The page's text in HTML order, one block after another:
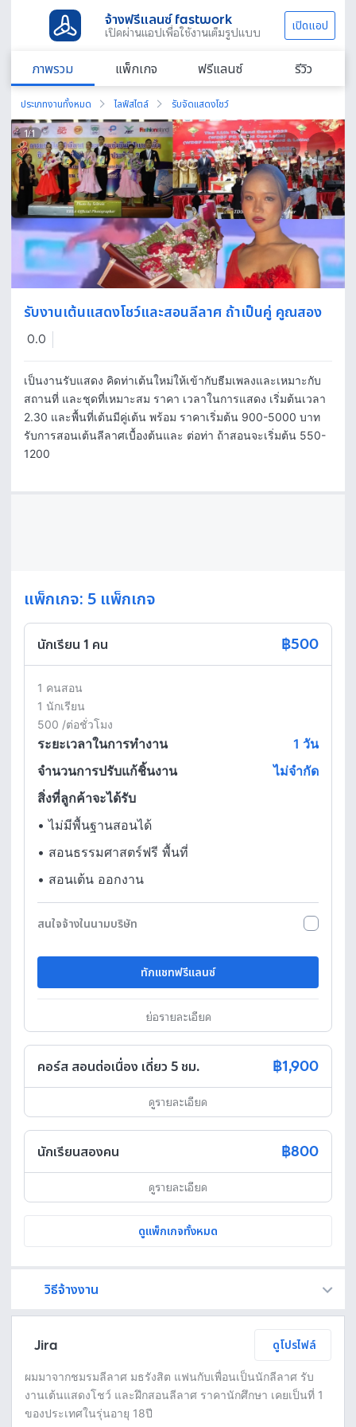
จ้างฟรีแลนซ์ fastwork
เปิดผ่านแอปเพื่อใช้งานเต็มรูปแบบ เปิดแอป
ภาพรวม แพ็กเกจ ฟรีแลนซ์ รีวิว
ประเภทงานทั้งหมด ไลฟ์สไตล์ รับจัดแสดงโชว์
1/1
รับงานเต้นแสดงโชว์และสอนลีลาศ ถ้าเป็นคู่ คูณสอง
0.0
เป็นงานรับแสดง คิดท่าเต้นใหม่ให้เข้ากับธีมเพลงและเหมาะกับ
สถานที่ และชุดที่เหมาะสม ราคา เวลาในการแสดง เริ่มต้นเวลา
2.30 และพื้นที่เต้นมีคู่เต้น พร้อม ราคาเริ่มต้น 900-5000 บาท
รับการสอนเต้นลีลาศเบื้องต้นและ ต่อท่า ถ้าสอนจะเริ่มต้น 550-
1200
แพ็กเกจ: 5 แพ็กเกจ
นักเรียน 1 คน ฿500
1 คนสอน
1 นักเรียน
500 /ต่อชั่วโมง
ระยะเวลาในการทำงาน 1 วัน
จำนวนการปรับแก้ชิ้นงาน
ไม่จำกัด
สิ่งที่ลูกค้าจะได้รับ
•ไม่มีพื้นฐานสอนได้
• สอนธรรมศาสตร์ฟรี พื้นที่
• สอนเต้น ออกงาน
สนใจจ้างในนามบริษัท
ทักแชทฟรีแลนซ์
ย่อรายละเอียด
คอร์ส สอนต่อเนื่อง เดี่ยว 5 ชม. ฿1,900
ดูรายละเอียด
นักเรียนสองคน ฿800
ดูรายละเอียด
ดูแพ็กเกจทั้งหมด
วิธีจ้างงาน
Jira ดูโปรไฟล์
ผมมาจากชมรมลีลาศ มธรังสิต แฟนกับเพื่อนเป็นนักลีลาศ รับ
งานเต้นแสดงโชว์ และฝึกสอนลีลาศ ราคานักศึกษา เคยเป็นที่ 1
ของประเทศในรุ่นอายุ 18ปี